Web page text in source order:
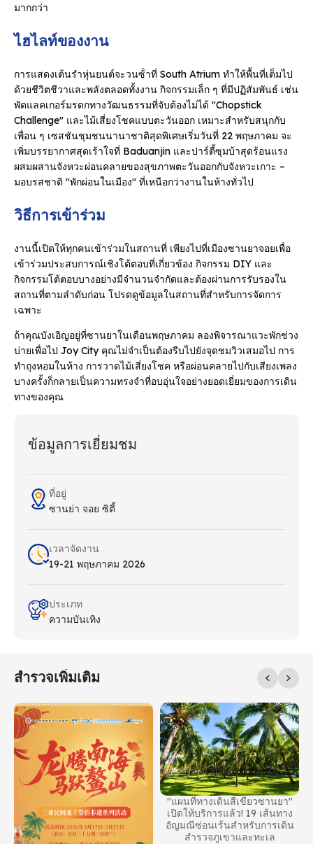
มากกว่า
ไฮไลท์ของงาน
การแสดงเต้นรําหุ่นยนต์จะวนซ้ําที่ South Atrium ทําให้พื้นที่เต็มไป
ด้วยชีวิตชีวาและพลังตลอดทั้งงาน กิจกรรมเล็ก ๆ ที่มีปฏิสัมพันธ์ เช่น
พัดแลคเกอร์มรดกทางวัฒนธรรมที่จับต้องไม่ได้ "Chopstick
Challenge" และไม้เสี่ยงโชคแบบตะวันออก เหมาะสําหรับสนุกกับ
เพื่อน ๆ เซสชันชุมชนนานาชาติสุดพิเศษเริ่มวันที่ 22 พฤษภาคม จะ
เพิ่มบรรยากาศสุดเร้าใจที่ Baduanjin และปาร์ตี้ซุมบ้าสุดร้อนแรง
ผสมผสานจังหวะผ่อนคลายของสุขภาพตะวันออกกับจังหวะเกาะ –
มอบรสชาติ "พักผ่อนในเมือง" ที่เหนือกว่างานในห้างทั่วไป
วิธีการเข้าร่วม
งานนี้เปิดให้ทุกคนเข้าร่วมในสถานที่ เพียงไปที่เมืองซานยาจอยเพื่อ
เข้าร่วมประสบการณ์เชิงโต้ตอบที่เกี่ยวข้อง กิจกรรม DIY และ
กิจกรรมโต้ตอบบางอย่างมีจํานวนจํากัดและต้องผ่านการรับรองใน
สถานที่ตามลําดับก่อน โปรดดูข้อมูลในสถานที่สําหรับการจัดการ
เฉพาะ
ถ้าคุณบังเอิญอยู่ที่ซานยาในเดือนพฤษภาคม ลองพิจารณาแวะพักช่วง
บ่ายเพื่อไป Joy City คุณไม่จําเป็นต้องรีบไปยังจุดชมวิวเสมอไป การ
ทําถุงหอมในห้าง การวาดไม้เสี่ยงโชค หรือผ่อนคลายไปกับเสียงเพลง
บางครั้งก็กลายเป็นความทรงจําที่อบอุ่นใจอย่างยอดเยี่ยมของการเดิน
ทางของคุณ
ข้อมูลการเยี่ยมชม
ที่อยู่
ซานย่า จอย ซิตี้
เวลาจัดงาน
19-21 พฤษภาคม 2026
ประเภท
ความบันเทิง
สํารวจเพิ่มเติม
"แผนที่ทางเดินสีเขียวซานยา"
เปิดให้บริการแล้ว! 19 เส้นทาง
อัญมณีซ่อนเร้นสําหรับการเดิน
สํารวจภูเขาและทะเล